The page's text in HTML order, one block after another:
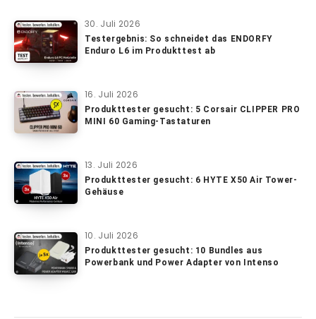
30. Juli 2026
Testergebnis: So schneidet das ENDORFY
Enduro L6 im Produkttest ab
16. Juli 2026
Produkttester gesucht: 5 Corsair CLIPPER PRO
MINI 60 Gaming-Tastaturen
13. Juli 2026
Produkttester gesucht: 6 HYTE X50 Air Tower-
Gehäuse
10. Juli 2026
Produkttester gesucht: 10 Bundles aus
Powerbank und Power Adapter von Intenso